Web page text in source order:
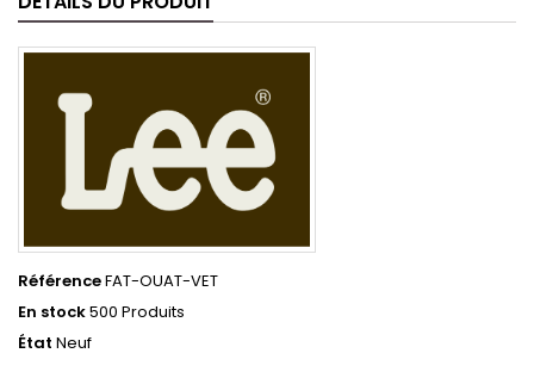
RéférenceFAT-OUAT-VET
En stock500 Produits
État Neuf